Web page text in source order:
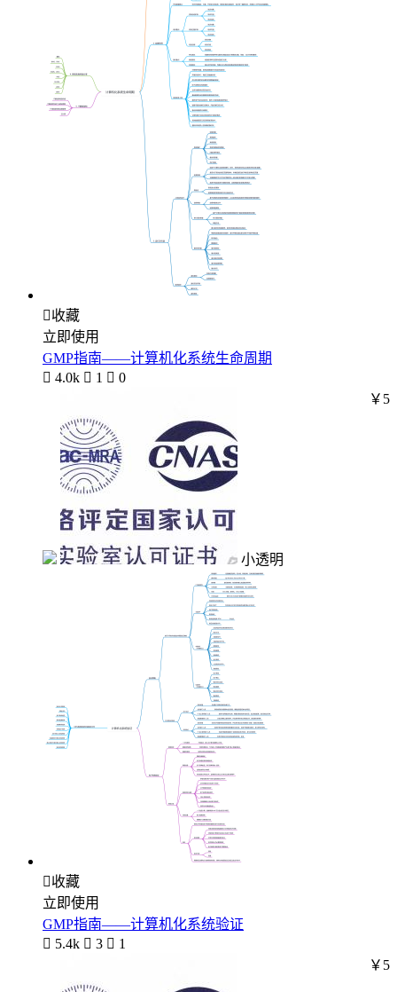
收藏
立即使用
GMP指南——计算机化系统生命周期
 4.0k  1  0
小透明
￥5
收藏
立即使用
GMP指南——计算机化系统验证
 5.4k  3  1
￥5